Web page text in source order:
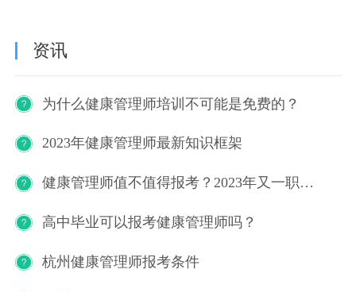
资讯
为什么健康管理师培训不可能是免费的？
2023年健康管理师最新知识框架
健康管理师值不值得报考？2023年又一职业技能等级证书重磅人才政策发布！
高中毕业可以报考健康管理师吗？
杭州健康管理师报考条件